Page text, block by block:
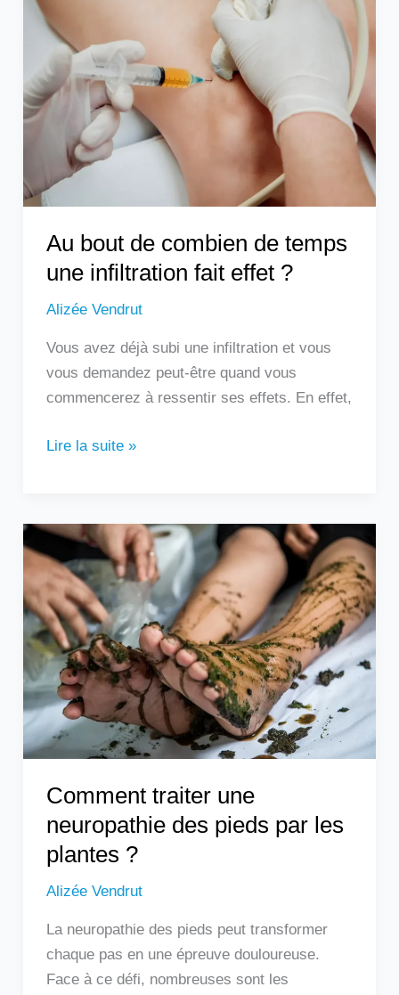
Au bout de combien de temps
une infiltration fait effet ?
Alizée Vendrut
Vous avez déjà subi une infiltration et vous
vous demandez peut-être quand vous
commencerez à ressentir ses effets. En effet,
de
combien
de
temps
infiltration
fait
effet
?
Lire la suite »
Comment traiter une
neuropathie des pieds par les
plantes ?
Alizée Vendrut
La neuropathie des pieds peut transformer
chaque pas en une épreuve douloureuse.
Face à ce défi, nombreuses sont les
Comment
traiter
une
neuropathie
des
pieds
par
les
plantes
?